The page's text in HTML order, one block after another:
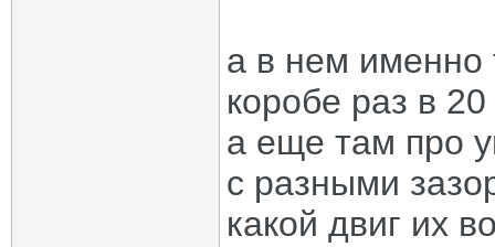
а в нем именно
коробе раз в
а еще там про
с разными
какой двиг их